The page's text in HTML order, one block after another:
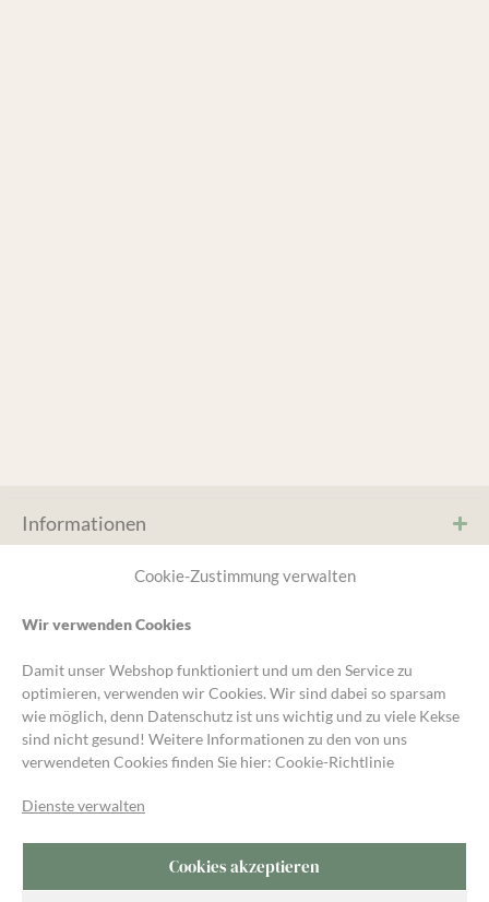
Cookie-Zustimmung verwalten
Wir verwenden Cookies
Damit unser Webshop funktioniert und um den Service zu
optimieren, verwenden wir Cookies. Wir sind dabei so sparsam
wie möglich, denn Datenschutz ist uns wichtig und zu viele Kekse
sind nicht gesund! Weitere Informationen zu den von uns
verwendeten Cookies finden Sie hier: Cookie-Richtlinie
Dienste verwalten
Cookies akzeptieren
Informationen
Service & Hilfe
Regelung, zzgl.Versandund ggf. Nachnahmegebühren,
wenn nicht anders angegeben.
Unsere Gartengruppe
Kompost&Liebe Gartengruppe auf Telegram.